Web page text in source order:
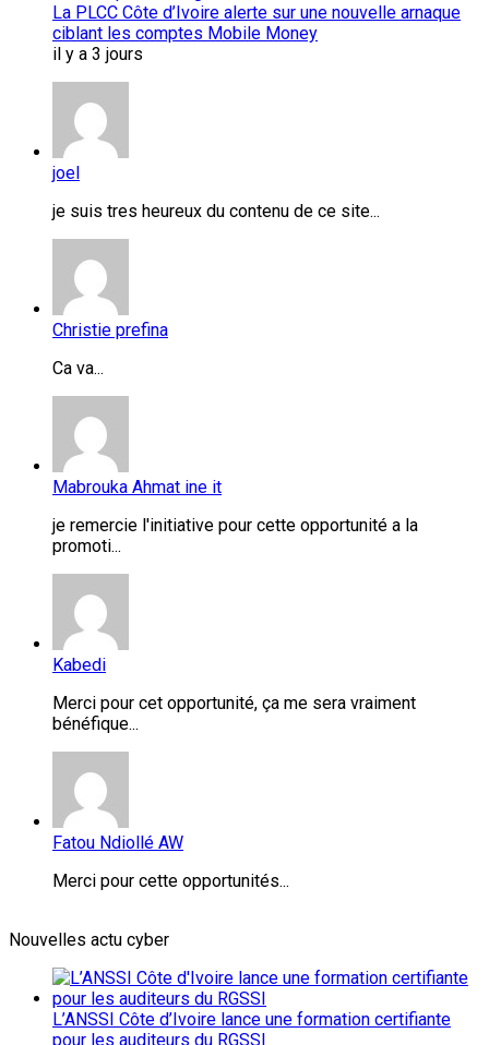
La PLCC Côte d’Ivoire alerte sur une nouvelle arnaque
ciblant les comptes Mobile Money
il y a 3 jours
joel
je suis tres heureux du contenu de ce site...
Christie prefina
Ca va...
Mabrouka Ahmat ine it
je remercie l'initiative pour cette opportunité a la
promoti...
Kabedi
Merci pour cet opportunité, ça me sera vraiment
bénéfique...
Fatou Ndiollé AW
Merci pour cette opportunités...
Nouvelles actu cyber
L’ANSSI Côte d’Ivoire lance une formation certifiante
pour les auditeurs du RGSSI